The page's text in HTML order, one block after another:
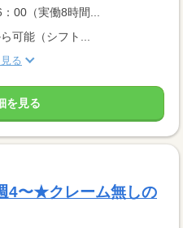
00（実働8時間...
可能（シフト...
る
を見る
4〜★クレーム無しの